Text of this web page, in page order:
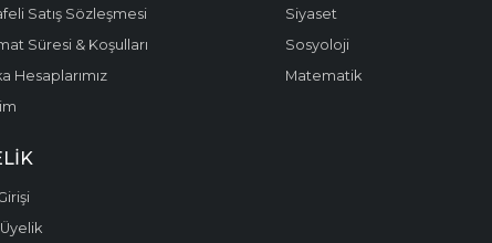
Satış Sözleşmesi
Süresi & Koşulları
Hesaplarımız
Siyaset
Sosyoloji
Matematik